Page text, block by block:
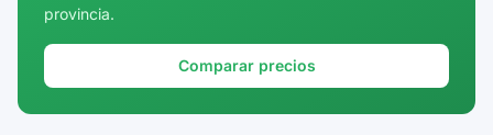
Girona
provincia.
Comparar precios